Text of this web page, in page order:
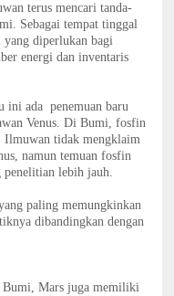
terus mencari tanda-
Sebagai tempat tinggal
diperlukan bagi
energi dan inventaris
ini ada penemuan baru
Venus. Di Bumi, fosfin
Ilmuwan tidak mengklaim
namun temuan fosfin
penelitian lebih jauh.
paling memungkinkan
dibandingkan dengan
Bumi, Mars juga memiliki